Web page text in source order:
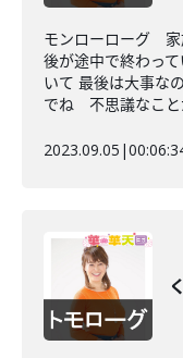
モンローローグ
後が途中で終わっ
いて 最後は大事な
でね 不思議なこと
2023.09.05 |